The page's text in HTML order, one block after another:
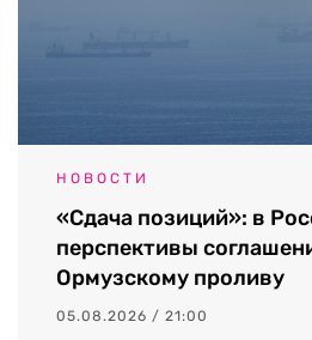
НОВОСТИ
«Сдача позиций»: в
перспективы
Ормузскому проливу
05.08.2026 / 21:00